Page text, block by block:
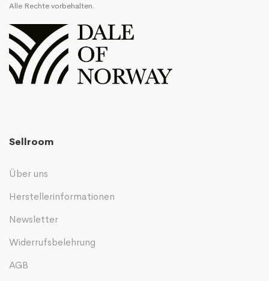
Alle Rechte vorbehalten.
Sellroom
Über uns
Herstellerinformationen
Newsletter
Widerrufsbelehrung
AGB